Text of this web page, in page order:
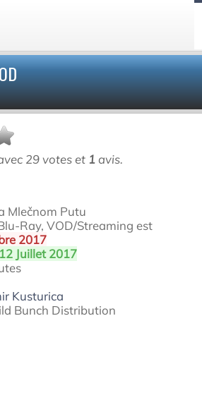
29votes et 1 avis.
Mlečnom Putu
Ray, VOD/Streaming est
2017
12 Juillet 2017
Kusturica
Bunch Distribution